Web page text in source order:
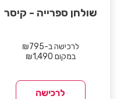
שולחן ספרייה - קיסר
לרכישה ב-₪795
במקום ₪1,490
לרכישה